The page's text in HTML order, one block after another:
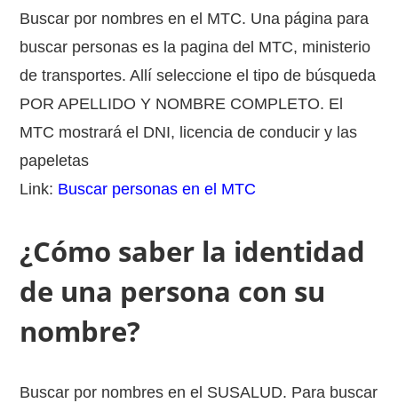
Buscar por nombres en el MTC. Una página para
buscar personas es la pagina del MTC, ministerio
de transportes. Allí seleccione el tipo de búsqueda
POR APELLIDO Y NOMBRE COMPLETO. El
MTC mostrará el DNI, licencia de conducir y las
papeletas
Link: Buscar personas en el MTC
¿Cómo saber la identidad
de una persona con su
nombre?
Buscar por nombres en el SUSALUD. Para buscar